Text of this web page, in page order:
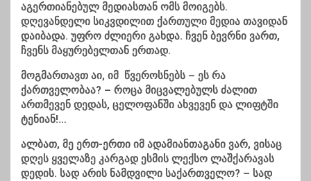
აგერთიანებულ მედიასთან ომს მოიგებს.
დღევანდელი სიკვდილით ქართული მედია თავიდან
დაიბადა. უფრო ძლიერი გახდა. ჩვენ ბევრნი ვართ,
ჩვენს მაყურებელთან ერთად.
მოგმართავთ აი, იმ წვეროსნებს – ეს რა
ქართველობაა? – როცა მიცვალებულს ძალით
ართმევენ დედას, ცელოფანში ახვევენ და ლიფტში
ტენიან!…
ალბათ, მე ერთ-ერთი იმ ადამიანთაგანი ვარ, ვისაც
დღეს ყველაზე კარგად ესმის ლექსო ლაშქარავას
დედის. სად არის ნამდვილი საქართველო? – სად